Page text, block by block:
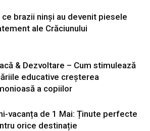
ce brazii ninși au devenit piesele
ale Crăciunului
& Dezvoltare – Cum stimulează
educative creșterea
a copiilor
vacanța de 1 Mai: Ținute perfecte
orice destinație